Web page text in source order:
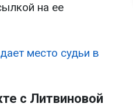
на ее
место судьи в
с Литвиновой